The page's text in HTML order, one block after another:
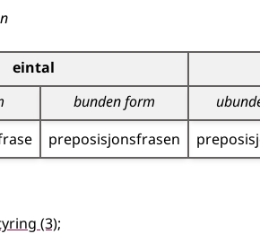
dette substantivet
eintal
bunden form
preposisjons­frasen
(3);